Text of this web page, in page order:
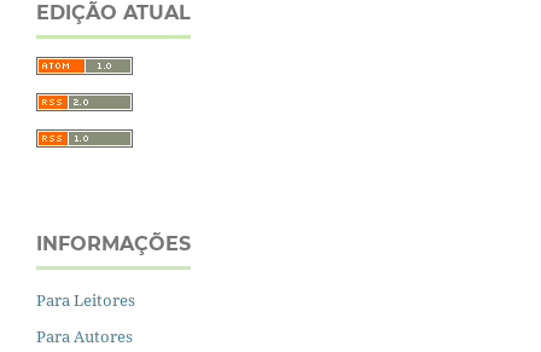
EDIÇÃO ATUAL
INFORMAÇÕES
Para Leitores
Para Autores